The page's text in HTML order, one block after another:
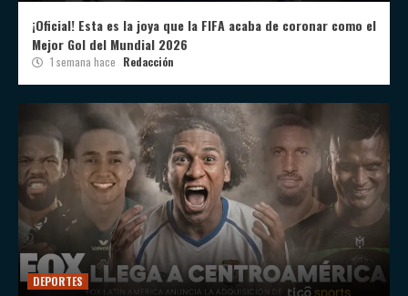
¡Oficial! Esta es la joya que la FIFA acaba de coronar como el
Mejor Gol del Mundial 2026
1 semana hace Redacción
DEPORTES